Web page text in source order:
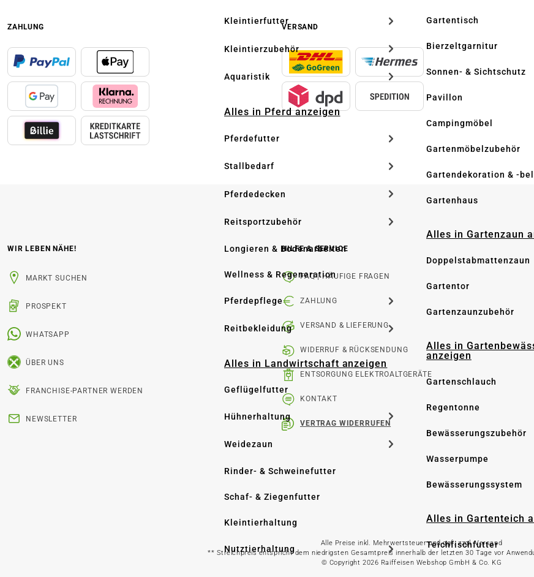
Kleintierfutter
Kleintierzubehör
Aquaristik
Alles in Pferd anzeigen
Pferdefutter
Stallbedarf
Pferdedecken
Reitsportzubehör
Longieren & Bodenarbeiten
Wellness & Regeneration
Pferdepflege
Reitbekleidung
Alles in Landwirtschaft anzeigen
Geflügelfutter
Hühnerhaltung
Weidezaun
Rinder- & Schweinefutter
Schaf- & Ziegenfutter
Kleintierhaltung
Nutztierhaltung
Gartentisch
Bierzeltgarnitur
Sonnen- & Sichtschutz
Pavillon
Campingmöbel
Gartenmöbelzubehör
Gartendekoration & -
Gartenhaus
Alles in Gartenzaun
Doppelstabmattenzaun
Gartentor
Gartenzaunzubehör
Alles in
anzeigen
Gartenschlauch
Regentonne
Bewässerungszubehör
Wasserpumpe
Bewässerungssystem
Alles in Gartenteich
Teichfischfutter
ZAHLUNG VERSAND
WIR LEBEN NÄHE!
MARKT SUCHEN
PROSPEKT
WHATSAPP
ÜBER UNS
FRANCHISE-PARTNER WERDEN
NEWSLETTER
HILFE & SERVICE
FAQ | HÄUFIGE FRAGEN
ZAHLUNG
VERSAND & LIEFERUNG
WIDERRUF & RÜCKSENDUNG
ENTSORGUNG ELEKTROALTGERÄTE
KONTAKT
VERTRAG WIDERRUFEN
Alle Preise inkl. Mehrwertsteuer und ggf. zzgl. Versand
** Streichpreis entspricht dem niedrigsten Gesamtpreis innerhalb der letzten 30 Tage vor
© Copyright 2026 Raiffeisen Webshop GmbH & Co. KG